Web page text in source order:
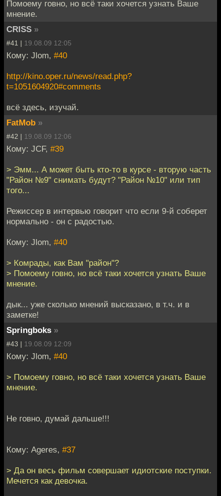
Помоему говно, но всё таки хочется узнать Ваше
мнение.
CRISS »
#41 | 19.08.09 12:05
Кому: Jlom, #40
http://kino.oper.ru/news/read.php?
t=1051604920#comments
всё здесь, изучай.
FatMob »
#42 | 19.08.09 12:06
Кому: JCF, #39
> Эмм... А может быть кто-то в курсе - вторую часть
"Район №9" снимать будут? "Район №10" или тип
того...
Режиссер в интервью говорит что если 9-й соберет
нормально - он с радостью.
Кому: Jlom, #40
> Комрады, как Вам "район"?
> Помоему говно, но всё таки хочется узнать Ваше
мнение.
дык... уже сколько мнений высказано, в т.ч. и в
заметке!
Springboks »
#43 | 19.08.09 12:09
Кому: Jlom, #40
> Помоему говно, но всё таки хочется узнать Ваше
мнение.
Не говно, думай дальше!!!
Кому: Ageres, #37
> Да он весь фильм совершает идиотские поступки.
Мечется как девочка.